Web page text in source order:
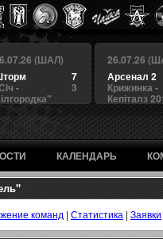
(ШАЛ)
7
3
-
26.07.26
Арсенал 2
Крижинка -
Кепіталз
КАЛЕНДАРЬ
команд | Статистика | Заявки